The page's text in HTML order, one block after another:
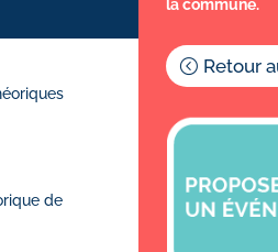
de
la commune.
Retour